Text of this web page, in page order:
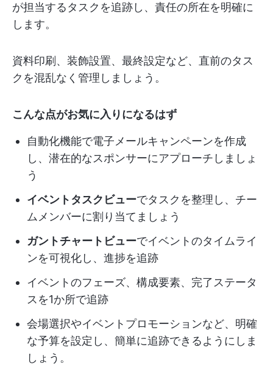
が担当するタスクを追跡し、責任の所在を明確に
します。
資料印刷、装飾設置、最終設定など、直前のタス
クを混乱なく管理しましょう。
こんな点がお気に入りになるはず
自動化機能で電子メールキャンペーンを作成
し、潜在的なスポンサーにアプローチしましょ
う
イベントタスクビューでタスクを整理し、チー
ムメンバーに割り当てましょう
ガントチャートビューでイベントのタイムライ
ンを可視化し、進捗を追跡
イベントのフェーズ、構成要素、完了ステータ
スを1か所で追跡
会場選択やイベントプロモーションなど、明確
な予算を設定し、簡単に追跡できるようにしま
しょう。